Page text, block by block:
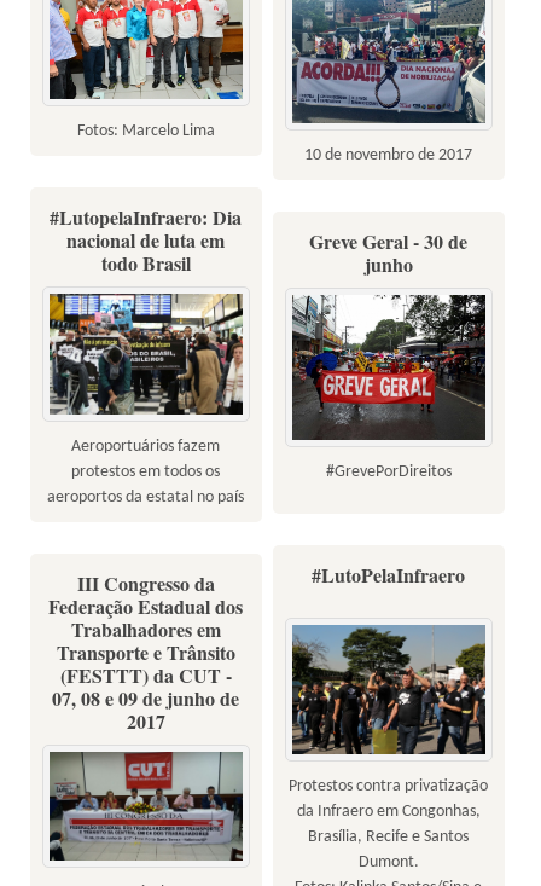
Fotos: Marcelo Lima
10 de novembro de 2017
#LutopelaInfraero: Dia
nacional de luta em
todo Brasil
Aeroportuários fazem
protestos em todos os
aeroportos da estatal no país
Greve Geral - 30 de
junho
#GrevePorDireitos
#LutoPelaInfraero
Protestos contra privatização
da Infraero em Congonhas,
Brasília, Recife e Santos
Dumont.
III Congresso da
Federação Estadual dos
Trabalhadores em
Transporte e Trânsito
(FESTTT) da CUT -
07, 08 e 09 de junho de
2017